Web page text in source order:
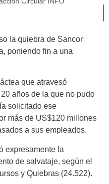
la quiebra de Sancor
poniendo fin a una
que atravesó
años de la que no pudo
solicitado ese
más de US$120 millones
a sus empleados.
expresamente la
de salvataje, según el
y Quiebras (24.522).